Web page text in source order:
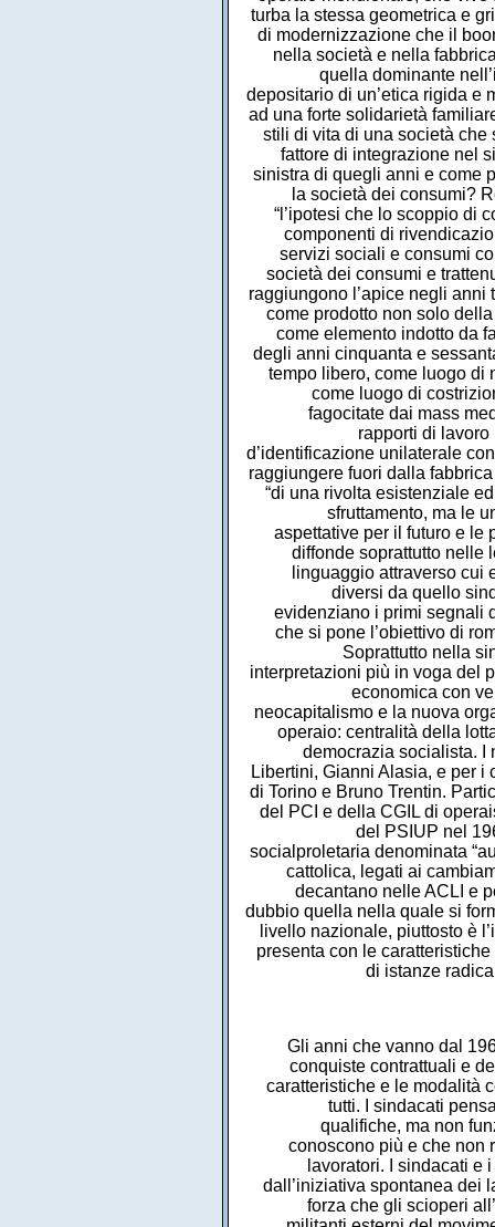
Gli anni che vanno dal 1968 al 1973 sono stati definiti della conflittualità permanente, delle grandi conquiste contrattuali e dei diritti civili in fabbrica, dell’organizzazione autonoma dei lavoratori. Le caratteristiche e le modalità con le quali si presenta alla lotta il movimento operaio nel 1969 stupisce tutti. I sindacati pensano di poter gestire il conflitto riconducendolo a una contrattazione sulle qualifiche, ma non funziona, si trovano ben presto scavalcati di un’ondata spontanea che non conoscono più e che non riconosce automaticamente i sindacati come legittimi rappresentanti dei lavoratori. I sindacati e i partiti di sinistra “apparivano in quel momento sulla difensiva, spiazzati dall’iniziativa spontanea dei lavoratori in difficoltà nell’elaborare strategie rivendicative adeguate alla forza che gli scioperi all’improvviso avevano manifestato”11. Di questa situazione approfittano i militanti esterni del movimento studentesco, che si fanno interpreti del radicalismo e del ribellismo diffusi fra gli operai e si mettono a loro disposizione. L’incontro con gli operai, soprattutto coi giovani, è facilitato oltre che da fattori anagrafici, “dalla condivisione del modi di vestire e del taglio dei capelli, della musica, dei film e dei fumetti, insomma di alcuni dei caratteri di una cultura giovanile di massa sempre più diffusa”12. Il fenomeno dello scavalcamento ha una particolare rilevanza a Torino, alla Fiat dove, per tante ragioni, il sindacato è più debole. C’è stato un momento, nella primavera-estate e in parte nell’autunno del 1969 in cui il movimento di lotta degli operai, a Torino e alla Fiat, sfugge al controllo sindacale. Le testimonianze in proposito smentiscono categoricamente quanto afferma Bruno Trentin, ricordando i fatti trent’anni dopo. Egli erroneamente parla di “definitiva sconfitta dell’ “estremismo populista” nell’estate del 1969, proprio a partire da Torino”13, proprio i mesi in cui invece, un militante della FIOM-CGIL, che ben conosce la situazione alla Fiat esprime la sua preoccupazione “per la grossa capacità di conquista che stava ottenendo Lotta Continua e gli altri”14. Nell’estate del 1969, ha ammesso in seguito Sergio Garavini, “la gestione degli scioperi non l’avevamo noi, l’aveva Lotta Continua”15. Non mancano altre gustose testimonianze raccolte sul campo, come quella del già citato Aldo Surdo che racconta l’episodio che si svolge in pieno autunno caldo, quando un corteo interno percorre le officine di Mirafiori: “gli estremisti percorsero le carrozzerie per portare gli operai in sala mansa, sono passati rovesciando tutti gli scalda rancio, i